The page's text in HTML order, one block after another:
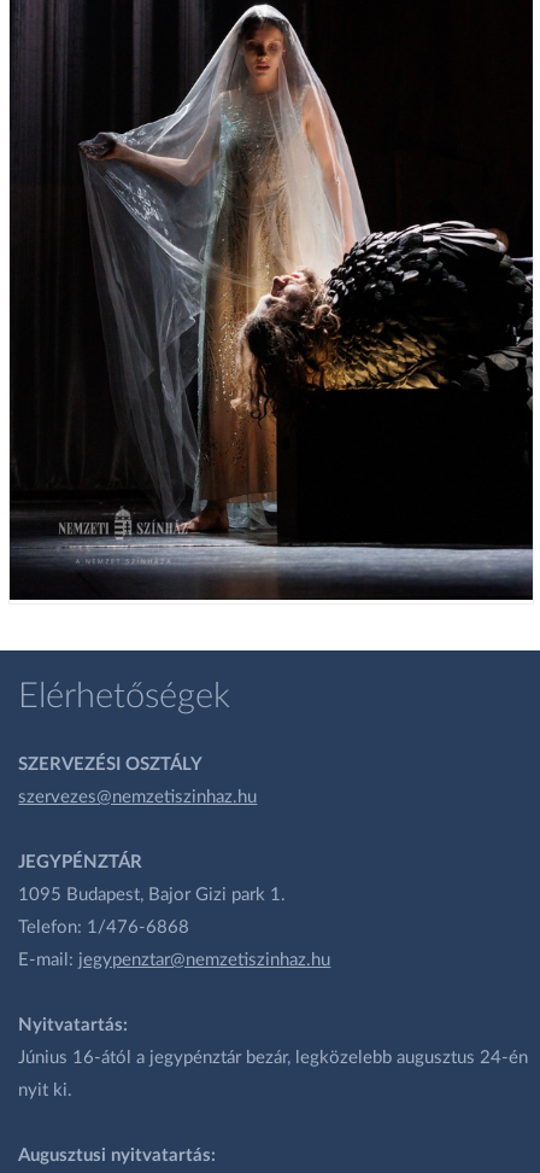
Elérhetőségek
SZERVEZÉSI OSZTÁLY
szervezes@nemzetiszinhaz.hu
JEGYPÉNZTÁR
1095 Budapest, Bajor Gizi park 1.
Telefon: 1/476-6868
E-mail: jegypenztar@nemzetiszinhaz.hu
Nyitvatartás:
Június 16-ától a jegypénztár bezár, legközelebb augusztus 24-én
nyit ki.
Augusztusi nyitvatartás: